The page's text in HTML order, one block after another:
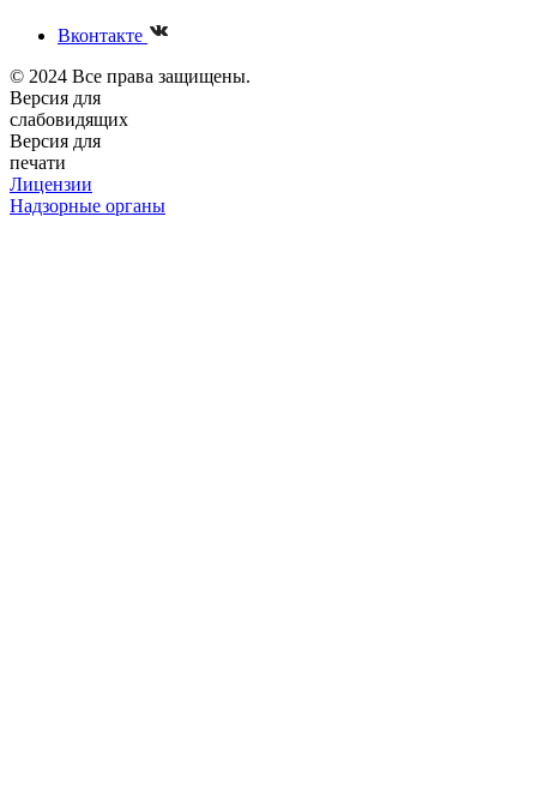
Вконтакте
© 2024 Все права защищены.
Версия для
слабовидящих
Версия для
печати
Лицензии
Надзорные органы